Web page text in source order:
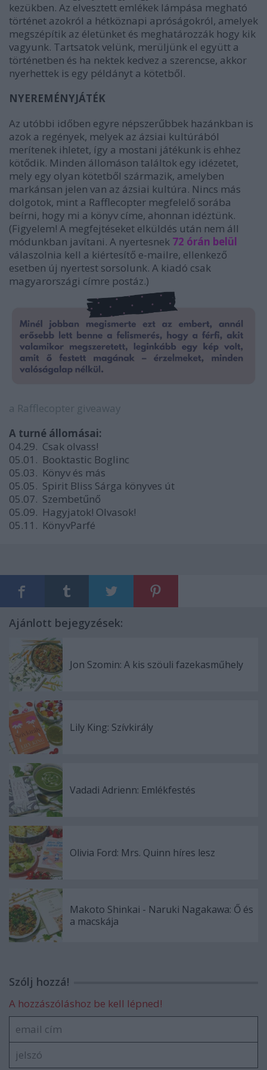
kezükben. Az elvesztett emlékek lámpása megható
történet azokról a hétköznapi apróságokról, amelyek
megszépítik az életünket és meghatározzák hogy kik
vagyunk. Tartsatok velünk, merüljünk el együtt a
történetben és ha nektek kedvez a szerencse, akkor
nyerhettek is egy példányt a kötetből.
NYEREMÉNYJÁTÉK
Az utóbbi időben egyre népszerűbbek hazánkban is
azok a regények, melyek az ázsiai kultúrából
merítenek ihletet, így a mostani játékunk is ehhez
kötődik. Minden állomáson találtok egy idézetet,
mely egy olyan kötetből származik, amelyben
markánsan jelen van az ázsiai kultúra. Nincs más
dolgotok, mint a Rafflecopter megfelelő sorába
beírni, hogy mi a könyv címe, ahonnan idéztünk.
(Figyelem! A megfejtéseket elküldés után nem áll
módunkban javítani. A nyertesnek 72 órán belül
válaszolnia kell a kiértesítő e-mailre, ellenkező
esetben új nyertest sorsolunk. A kiadó csak
magyarországi címre postáz.)
a Rafflecopter giveaway
A turné állomásai:
04.29. Csak olvass!
05.01. Booktastic Boglinc
05.03. Könyv és más
05.05. Spirit Bliss Sárga könyves út
05.07. Szembetűnő
05.09. Hagyjatok! Olvasok!
05.11. KönyvParfé
Ajánlott bejegyzések:
Jon Szomin: A ​kis szöuli fazekasműhely
Lily King: Szívkirály
Vadadi Adrienn: Emlékfestés
Olivia Ford: Mrs. ​Quinn híres lesz
Makoto Shinkai - Naruki Nagakawa: Ő ​és
a macskája
Szólj hozzá!
A hozzászóláshoz be kell lépned!